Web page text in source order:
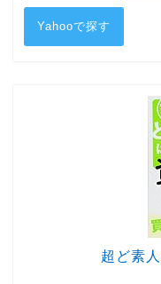
Yahooで探す
超ど素